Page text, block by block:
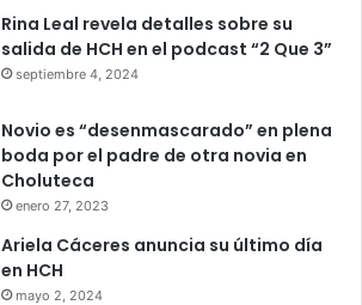
Rina Leal revela detalles sobre su
salida de HCH en el podcast “2 Que 3”
septiembre 4, 2024
Novio es “desenmascarado” en plena
boda por el padre de otra novia en
Choluteca
enero 27, 2023
Ariela Cáceres anuncia su último día
en HCH
mayo 2, 2024